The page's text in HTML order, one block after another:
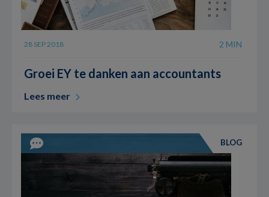
28 SEP 2018 2 MIN
Groei EY te danken aan accountants
Lees meer
BLOG